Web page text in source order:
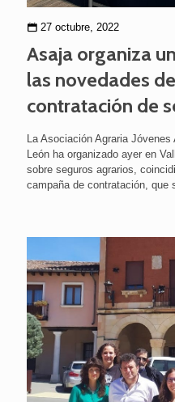
27 octubre, 2022
Asaja organiza
las novedades
contratación de
La Asociación Agraria
León ha organizado ayer en
sobre seguros agrarios,
campaña de contratación, que